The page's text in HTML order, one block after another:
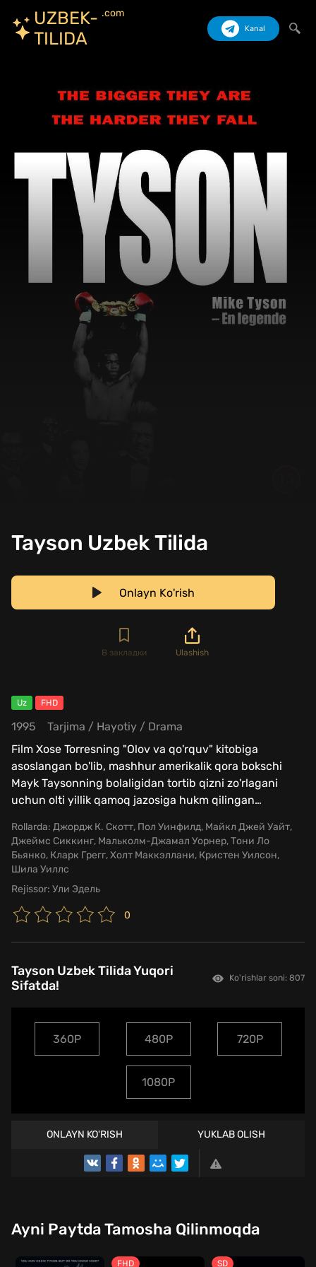
UZBEK-
TILIDA
.com
Kanal
Tayson Uzbek Tilida
Onlayn Ko'rish
В закладки Ulashish
Uz FHD
1995 Tarjima / Hayotiy / Drama
Film Xose Torresning "Olov va qo'rquv" kitobiga
asoslangan bo'lib, mashhur amerikalik qora bokschi
Mayk Taysonning bolaligidan tortib qizni zo'rlagani
uchun olti yillik qamoq jazosiga hukm qilingan…
Rollarda: Джордж К. Скотт, Пол Уинфилд, Майкл Джей Уайт,
Джеймс Сиккинг, Мальколм-Джамал Уорнер, Тони Ло
Бьянко, Кларк Грегг, Холт Маккэллани, Кристен Уилсон,
Шила Уиллс
Rejissor: Ули Эдель
0
Tayson Uzbek Tilida Yuqori
Sifatda!
Ko'rishlar soni: 807
360P 480P 720P
1080P
ONLAYN KO'RISH YUKLAB OLISH
TREYLER
Ayni Paytda Tamosha Qilinmoqda
FHD SD